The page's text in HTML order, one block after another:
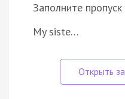
Заполните
My siste…